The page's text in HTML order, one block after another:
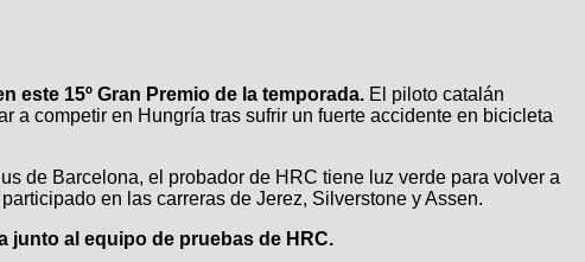
este 15º Gran Premio de la temporada. El piloto catalán
a competir en Hungría tras sufrir un fuerte accidente en bicicleta
de Barcelona, el probador de HRC tiene luz verde para volver a
en las carreras de Jerez, Silverstone y Assen.
junto al equipo de pruebas de HRC.